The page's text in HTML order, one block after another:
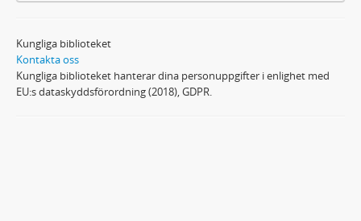
Kungliga biblioteket
Kontakta oss
Kungliga biblioteket hanterar dina personuppgifter i enlighet med
EU:s dataskyddsförordning (2018), GDPR.